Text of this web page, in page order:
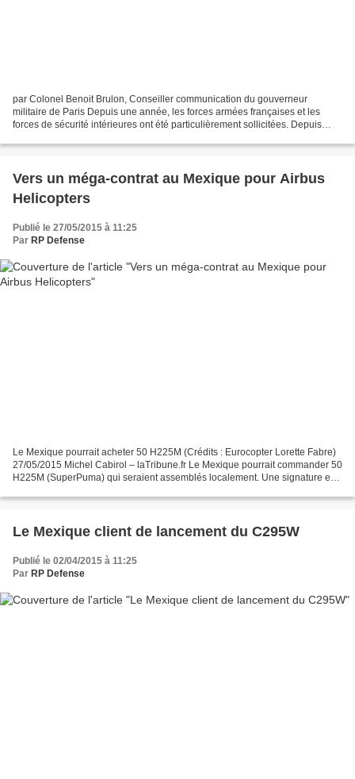
par Colonel Benoit Brulon, Conseiller communication du gouverneur
militaire de Paris Depuis une année, les forces armées françaises et les
forces de sécurité intérieures ont été particulièrement sollicitées. Depuis
Vers un méga-contrat au Mexique pour Airbus
Helicopters
Publié le 27/05/2015 à 11:25
Par RP Defense
Le Mexique pourrait acheter 50 H225M (Crédits : Eurocopter Lorette Fabre)
27/05/2015 Michel Cabirol – laTribune.fr Le Mexique pourrait commander 50
H225M (SuperPuma) qui seraient assemblés localement. Une signature est
Le Mexique client de lancement du C295W
Publié le 02/04/2015 à 11:25
Par RP Defense